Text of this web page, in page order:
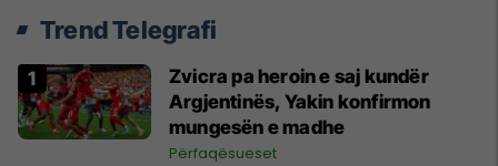
Trend Telegrafi
Zvicra pa heroin e saj kundër
Argjentinës, Yakin konfirmon
mungesën e madhe
Përfaqësueset